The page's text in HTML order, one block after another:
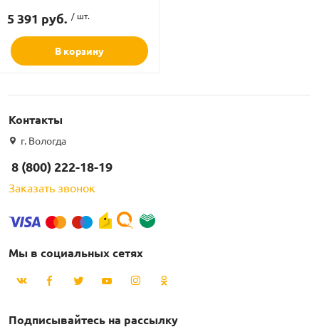
5 391 руб. / шт.
В корзину
Контакты
г. Вологда
8 (800) 222-18-19
Заказать звонок
Мы в социальных сетях
Подписывайтесь на рассылку